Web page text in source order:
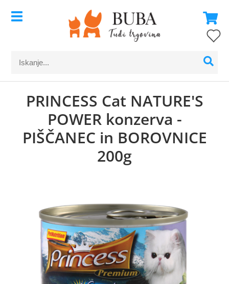
PRINCESS Cat NATURE'S
POWER konzerva -
PIŠČANEC in BOROVNICE
200g